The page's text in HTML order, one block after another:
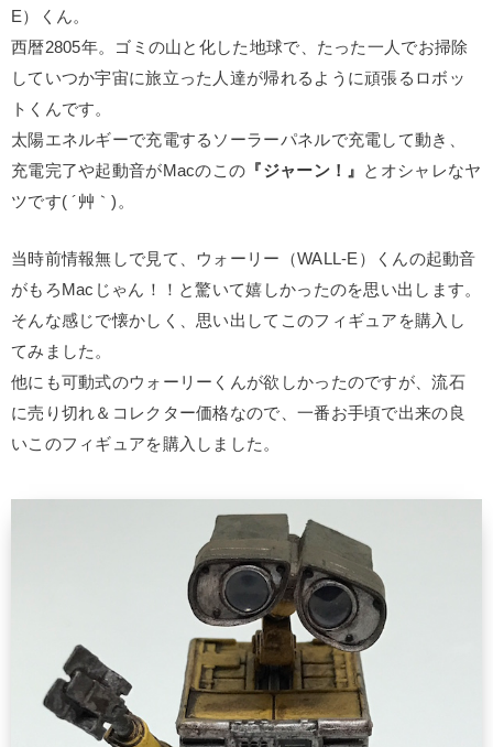
E）くん。
西暦2805年。ゴミの山と化した地球で、たった一人でお掃除
していつか宇宙に旅立った人達が帰れるように頑張るロボッ
トくんです。
太陽エネルギーで充電するソーラーパネルで充電して動き、
充電完了や起動音がMacのこの 『ジャーン！』
とオシャレなヤ
ツです( ´艸｀)。
当時前情報無しで見て、ウォーリー（WALL-E）くんの起動音
がもろMacじゃん！！と驚いて嬉しかったのを思い出します。
そんな感じで懐かしく、思い出してこのフィギュアを購入し
てみました。
他にも可動式のウォーリーくんが欲しかったのですが、流石
に売り切れ＆コレクター価格なので、一番お手頃で出来の良
いこのフィギュアを購入しました。